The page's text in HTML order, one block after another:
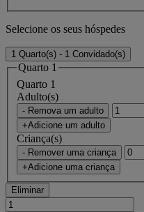
Selecione os seus hóspedes
1 Quarto(s) - 1 Convidado(s)
Quarto 1
Quarto 1
Adulto(s)
- Remova um adulto
+Adicione um adulto
Criança(s)
- Remover uma criança
+Adicione uma criança
Eliminar